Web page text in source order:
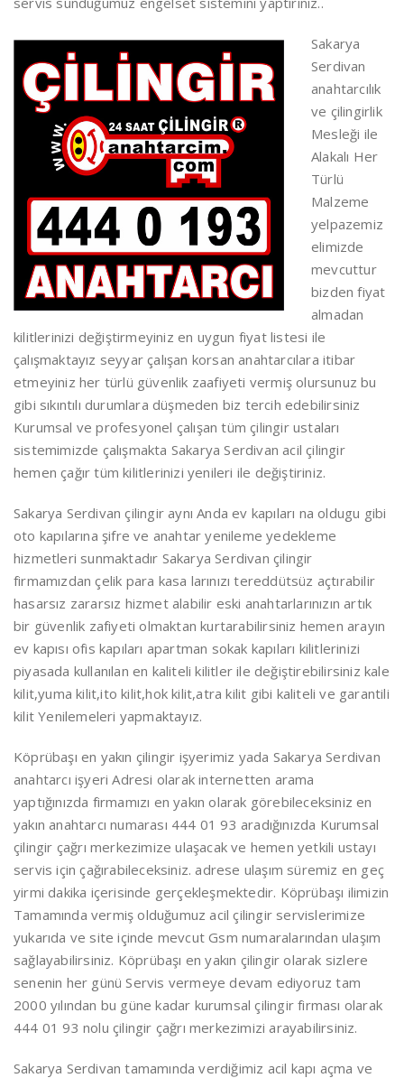
Sakarya
Serdivan
anahtarcılık
ve çilingirlik
Mesleği ile
Alakalı Her
Türlü
Malzeme
yelpazemiz
elimizde
mevcuttur
bizden fiyat
almadan
kilitlerinizi değiştirmeyiniz en uygun fiyat listesi ile
çalışmaktayız seyyar çalışan korsan anahtarcılara itibar
etmeyiniz her türlü güvenlik zaafiyeti vermiş olursunuz bu
gibi sıkıntılı durumlara düşmeden biz tercih edebilirsiniz
Kurumsal ve profesyonel çalışan tüm çilingir ustaları
sistemimizde çalışmakta Sakarya Serdivan acil çilingir
hemen çağır tüm kilitlerinizi yenileri ile değiştiriniz.
Sakarya Serdivan çilingir aynı Anda ev kapıları na oldugu gibi
oto kapılarına şifre ve anahtar yenileme yedekleme
hizmetleri sunmaktadır Sakarya Serdivan çilingir
firmamızdan çelik para kasa larınızı tereddütsüz açtırabilir
hasarsız zararsız hizmet alabilir eski anahtarlarınızın artık
bir güvenlik zafiyeti olmaktan kurtarabilirsiniz hemen arayın
ev kapısı ofis kapıları apartman sokak kapıları kilitlerinizi
piyasada kullanılan en kaliteli kilitler ile değiştirebilirsiniz kale
kilit,yuma kilit,ito kilit,hok kilit,atra kilit gibi kaliteli ve garantili
kilit Yenilemeleri yapmaktayız.
Köprübaşı en yakın çilingir işyerimiz yada Sakarya Serdivan
anahtarcı işyeri Adresi olarak internetten arama
yaptığınızda firmamızı en yakın olarak görebileceksiniz en
yakın anahtarcı numarası 444 01 93 aradığınızda Kurumsal
çilingir çağrı merkezimize ulaşacak ve hemen yetkili ustayı
servis için çağırabileceksiniz. adrese ulaşım süremiz en geç
yirmi dakika içerisinde gerçekleşmektedir. Köprübaşı ilimizin
Tamamında vermiş olduğumuz acil çilingir servislerimize
yukarıda ve site içinde mevcut Gsm numaralarından ulaşım
sağlayabilirsiniz. Köprübaşı en yakın çilingir olarak sizlere
senenin her günü Servis vermeye devam ediyoruz tam
2000 yılından bu güne kadar kurumsal çilingir firması olarak
444 01 93 nolu çilingir çağrı merkezimizi arayabilirsiniz.
Sakarya Serdivan tamamında verdiğimiz acil kapı açma ve